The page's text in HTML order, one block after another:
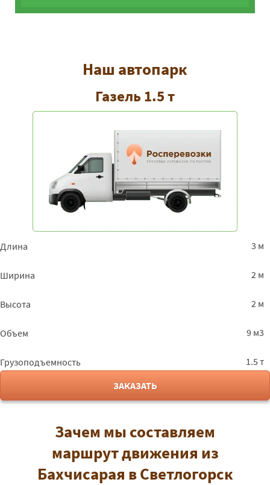
Наш автопарк
Газель 1.5 т
Длина 3 м
Ширина 2 м
Высота 2 м
Объем 9 м3
Грузоподъемность
1.5 т
ЗАКАЗАТЬ
Зачем мы составляем
маршрут движения из
Бахчисарая в Светлогорск